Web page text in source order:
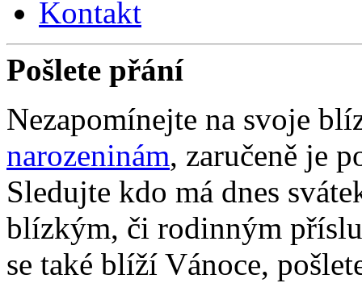
Kontakt
Pošlete přání
Nezapomínejte na svoje
narozeninám, zaručeně je
Sledujte kdo má dnes
blízkým, či rodinným
se také blíží Vánoce,